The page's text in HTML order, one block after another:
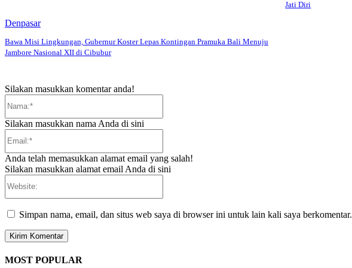
Jati Diri
Denpasar
Bawa Misi Lingkungan, Gubernur Koster Lepas Kontingan Pramuka Bali Menuju
Jambore Nasional XII di Cibubur
Silakan masukkan komentar anda!
Silakan masukkan nama Anda di sini
Anda telah memasukkan alamat email yang salah!
Silakan masukkan alamat email Anda di sini
Simpan nama, email, dan situs web saya di browser ini untuk lain kali saya berkomentar.
MOST POPULAR